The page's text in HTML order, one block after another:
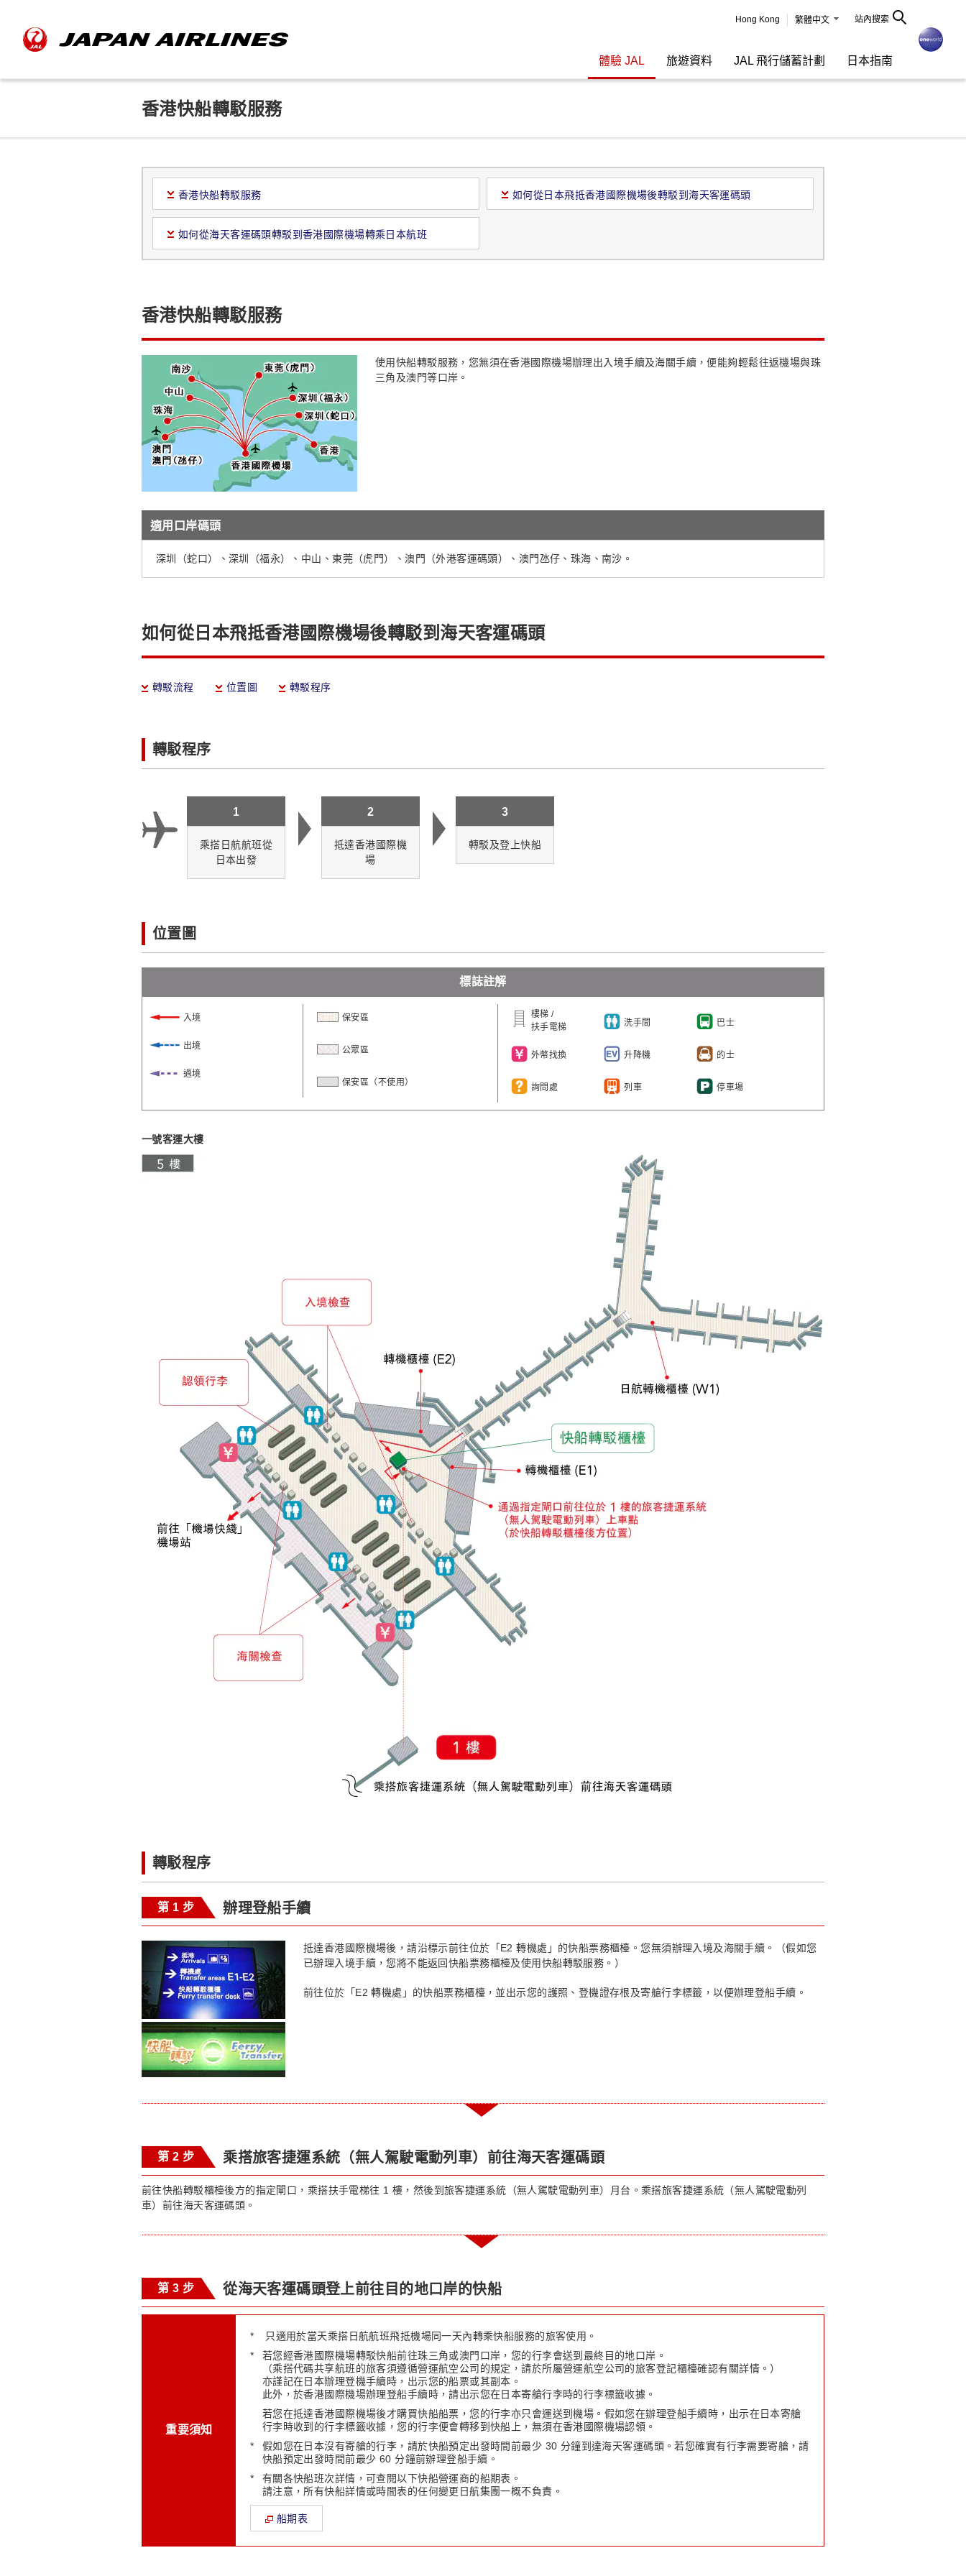
Hong Kong 繁體中文 站內搜索
體驗 JAL 旅遊資料 JAL 飛行儲蓄計劃 日本指南
香港快船轉駁服務
香港快船轉駁服務 如何從日本飛抵香港國際機場後轉駁到海天客運碼頭
如何從海天客運碼頭轉駁到香港國際機場轉乘日本航班
香港快船轉駁服務
使用快船轉駁服務，您無須在香港國際機場辦理出入境手續及海關手續，便能夠輕鬆往返機場與珠
三角及澳門等口岸。
適用口岸碼頭
深圳（蛇口）、深圳（福永）、中山、東莞（虎門）、澳門（外港客運碼頭）、澳門氹仔、珠海、南沙。
如何從日本飛抵香港國際機場後轉駁到海天客運碼頭
轉駁流程 位置圖 轉駁程序
轉駁程序
1
乘搭日航航班從
日本出發
2
抵達香港國際機
場
3
轉駁及登上快船
位置圖
標誌註解
入境
出境
過境
保安區
公眾區
保安區（不使用）
樓梯 /
扶手電梯
洗手間 巴士
外幣找換 升降機 的士
詢問處 列車 停車場
一號客運大樓
轉駁程序
第 1 步 辦理登船手續
抵達香港國際機場後，請沿標示前往位於「E2 轉機處」的快船票務櫃檯。您無須辦理入境及海關手續。（假如您
已辦理入境手續，您將不能返回快船票務櫃檯及使用快船轉駁服務。）
前往位於「E2 轉機處」的快船票務櫃檯，並出示您的護照、登機證存根及寄艙行李標籤，以便辦理登船手續。
第 2 步 乘搭旅客捷運系統（無人駕駛電動列車）前往海天客運碼頭
前往快船轉駁櫃檯後方的指定閘口，乘搭扶手電梯往 1 樓，然後到旅客捷運系統（無人駕駛電動列車）月台。乘搭旅客捷運系統（無人駕駛電動列
車）前往海天客運碼頭。
第 3 步 從海天客運碼頭登上前往目的地口岸的快船
重要須知
*
只適用於當天乘搭日航航班飛抵機場同一天內轉乘快船服務的旅客使用。
*
若您經香港國際機場轉駁快船前往珠三角或澳門口岸，您的行李會送到最終目的地口岸。
（乘搭代碼共享航班的旅客須遵循營運航空公司的規定，請於所屬營運航空公司的旅客登記櫃檯確認有關詳情。）
亦謹記在日本辦理登機手續時，出示您的船票或其副本。
此外，於香港國際機場辦理登船手續時，請出示您在日本寄艙行李時的行李標籤收據。
若您在抵達香港國際機場後才購買快船船票，您的行李亦只會運送到機場。假如您在辦理登船手續時，出示在日本寄艙
行李時收到的行李標籤收據，您的行李便會轉移到快船上，無須在香港國際機場認領。
*
假如您在日本沒有寄艙的行李，請於快船預定出發時間前最少 30 分鐘到達海天客運碼頭。若您確實有行李需要寄艙，請
快船預定出發時間前最少 60 分鐘前辦理登船手續。
*
有關各快船班次詳情，可查閱以下快船營運商的船期表。
請注意，所有快船詳情或時間表的任何變更日航集團一概不負責。
船期表